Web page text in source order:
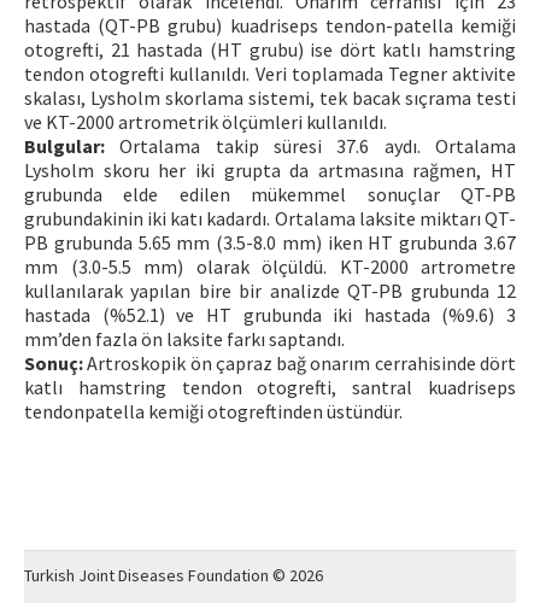
hastada (QT-PB grubu) kuadriseps tendon-patella kemiği
otogrefti, 21 hastada (HT grubu) ise dört katlı hamstring
tendon otogrefti kullanıldı. Veri toplamada Tegner aktivite
skalası, Lysholm skorlama sistemi, tek bacak sıçrama testi
ve KT-2000 artrometrik ölçümleri kullanıldı.
Bulgular: Ortalama takip süresi 37.6 aydı. Ortalama
Lysholm skoru her iki grupta da artmasına rağmen, HT
grubunda elde edilen mükemmel sonuçlar QT-PB
grubundakinin iki katı kadardı. Ortalama laksite miktarı QT-
PB grubunda 5.65 mm (3.5-8.0 mm) iken HT grubunda 3.67
mm (3.0-5.5 mm) olarak ölçüldü. KT-2000 artrometre
kullanılarak yapılan bire bir analizde QT-PB grubunda 12
hastada (%52.1) ve HT grubunda iki hastada (%9.6) 3
mm’den fazla ön laksite farkı saptandı.
Sonuç:Artroskopik ön çapraz bağ onarım cerrahisinde dört
katlı hamstring tendon otogrefti, santral kuadriseps
tendonpatella kemiği otogreftinden üstündür.
Turkish Joint Diseases Foundation © 2026